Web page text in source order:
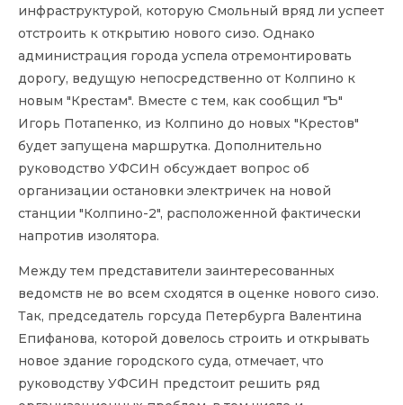
инфраструктурой, которую Смольный вряд ли успеет
отстроить к открытию нового сизо. Однако
администрация города успела отремонтировать
дорогу, ведущую непосредственно от Колпино к
новым "Крестам". Вместе с тем, как сообщил "Ъ"
Игорь Потапенко, из Колпино до новых "Крестов"
будет запущена маршрутка. Дополнительно
руководство УФСИН обсуждает вопрос об
организации остановки электричек на новой
станции "Колпино-2", расположенной фактически
напротив изолятора.
Между тем представители заинтересованных
ведомств не во всем сходятся в оценке нового сизо.
Так, председатель горсуда Петербурга Валентина
Епифанова, которой довелось строить и открывать
новое здание городского суда, отмечает, что
руководству УФСИН предстоит решить ряд